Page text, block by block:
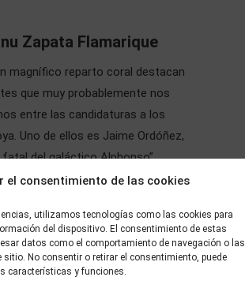
el consentimiento de las cookies
utilizamos tecnologías como las cookies para
del dispositivo. El consentimiento de estas
datos como el comportamiento de navegación o las
No consentir o retirar el consentimiento, puede
características y funciones.
Zapata Flamarique
magnífico reparto coral destacan
que muy probablemente nos
entre las candidaturas a los
Uno de ellos es Jaime Ordóñez,
del galáctico Alphonso”
2015/10/29/critica-de-mi-
CRITICO YO